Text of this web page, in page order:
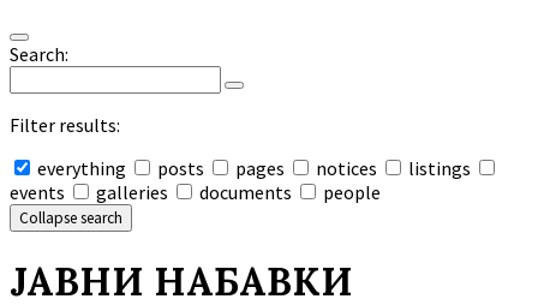
Search:
Filter results:
everything
posts pages notices
listings
events
galleries documents people
Collapse search
ЈАВНИ НАБАВКИ